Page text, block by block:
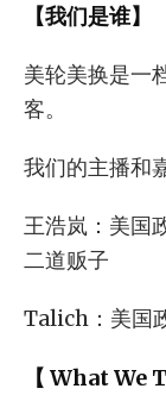
【我们是谁】
美轮美换是一
客。
我们的主播和
王浩岚：美国
二道贩子
Talich：美国
【 What We